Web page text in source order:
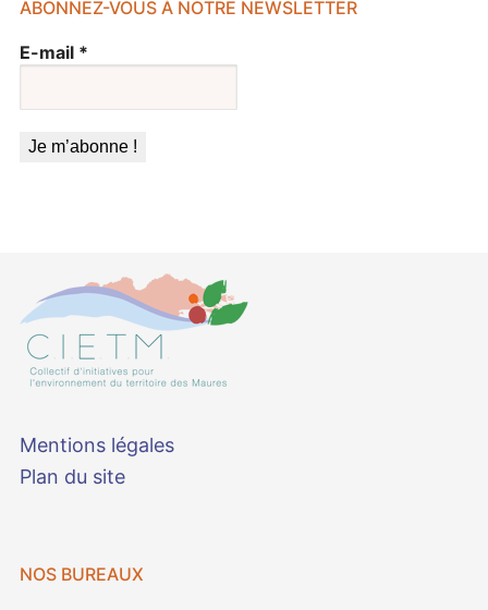
ABONNEZ-VOUS À NOTRE NEWSLETTER
E-mail *
Mentions légales
Plan du site
NOS BUREAUX